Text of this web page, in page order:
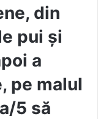
din
pui şi
a
pe malul
5 să